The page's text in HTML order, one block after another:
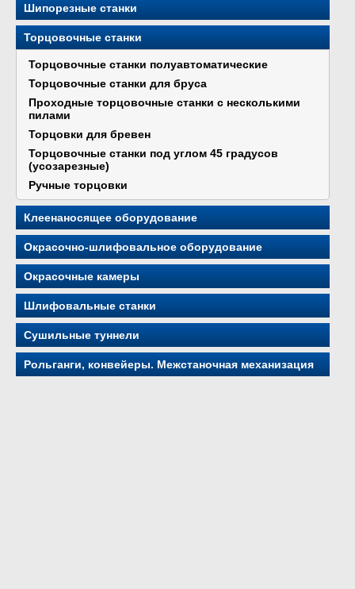
Шипорезные станки
Торцовочные станки
Торцовочные станки полуавтоматические
Торцовочные станки для бруса
Проходные торцовочные станки с несколькими
пилами
Торцовки для бревен
Торцовочные станки под углом 45 градусов
(усозарезные)
Ручные торцовки
Клеенаносящее оборудование
Окрасочно-шлифовальное оборудование
Окрасочные камеры
Шлифовальные станки
Сушильные туннели
Рольганги, конвейеры. Межстаночная механизация